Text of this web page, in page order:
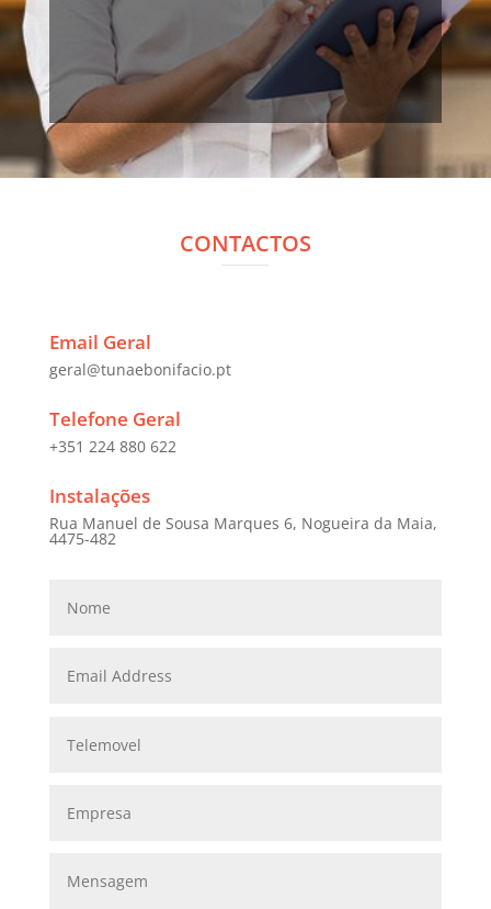
CONTACTOS
Email Geral
geral@tunaebonifacio.pt
Telefone Geral
+351 224 880 622
Instalações
Rua Manuel de Sousa Marques 6, Nogueira da Maia,
4475-482